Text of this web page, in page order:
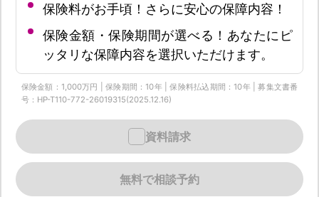
保険料がお手頃！さらに安心の保障内容！
保険金額・保険期間が選べる！あなたにピ
ッタリな保障内容を選択いただけます。
保険金額：1,000万円 | 保険期間：10年 | 保険料払込期間：10年 | 募集文書番
号：HP-T110-772-26019315(2025.12.16)
無料で相談予約
資料請求